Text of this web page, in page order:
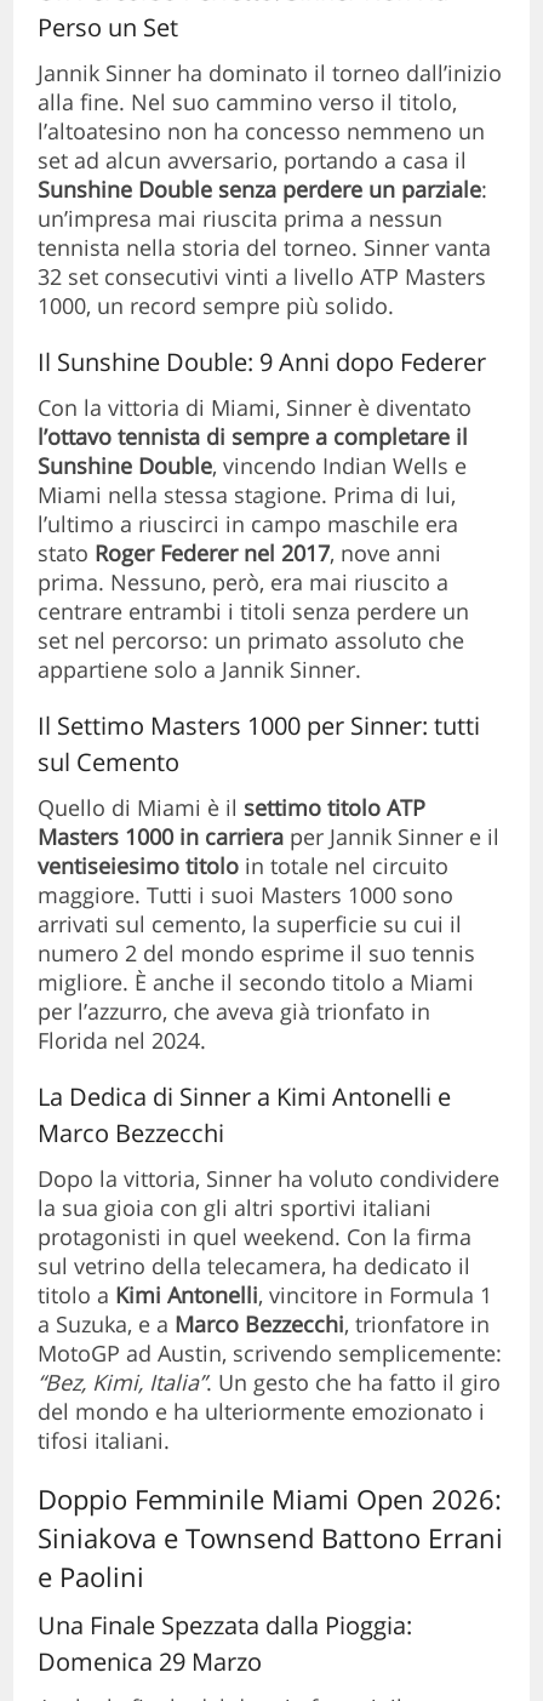
Perso un Set
Jannik Sinner ha dominato il torneo dall’inizio
alla fine. Nel suo cammino verso il titolo,
l’altoatesino non ha concesso nemmeno un
set ad alcun avversario, portando a casa il
Sunshine Double senza perdere un parziale:
un’impresa mai riuscita prima a nessun
tennista nella storia del torneo. Sinner vanta
32 set consecutivi vinti a livello ATP Masters
1000, un record sempre più solido.
Il Sunshine Double: 9 Anni dopo Federer
Con la vittoria di Miami, Sinner è diventato
l’ottavo tennista di sempre a completare il
Sunshine Double, vincendo Indian Wells e
Miami nella stessa stagione. Prima di lui,
l’ultimo a riuscirci in campo maschile era
stato Roger Federer nel 2017, nove anni
prima. Nessuno, però, era mai riuscito a
centrare entrambi i titoli senza perdere un
set nel percorso: un primato assoluto che
appartiene solo a Jannik Sinner.
Il Settimo Masters 1000 per Sinner: tutti
sul Cemento
Quello di Miami è il settimo titolo ATP
Masters 1000 in carriera per Jannik Sinner e il
ventiseiesimo titolo in totale nel circuito
maggiore. Tutti i suoi Masters 1000 sono
arrivati sul cemento, la superficie su cui il
numero 2 del mondo esprime il suo tennis
migliore. È anche il secondo titolo a Miami
per l’azzurro, che aveva già trionfato in
Florida nel 2024.
La Dedica di Sinner a Kimi Antonelli e
Marco Bezzecchi
Dopo la vittoria, Sinner ha voluto condividere
la sua gioia con gli altri sportivi italiani
protagonisti in quel weekend. Con la firma
sul vetrino della telecamera, ha dedicato il
titolo a Kimi Antonelli, vincitore in Formula 1
a Suzuka, e a Marco Bezzecchi, trionfatore in
MotoGP ad Austin, scrivendo semplicemente:
“Bez, Kimi, Italia”. Un gesto che ha fatto il giro
del mondo e ha ulteriormente emozionato i
tifosi italiani.
Doppio Femminile Miami Open 2026:
Siniakova e Townsend Battono Errani
e Paolini
Una Finale Spezzata dalla Pioggia:
Domenica 29 Marzo